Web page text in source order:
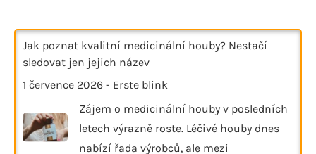
Jak poznat kvalitní medicinální houby? Nestačí
sledovat jen jejich název
1 července 2026 - Erste blink
Zájem o medicinální houby v posledních
letech výrazně roste. Léčivé houby dnes
nabízí řada výrobců, ale mezi